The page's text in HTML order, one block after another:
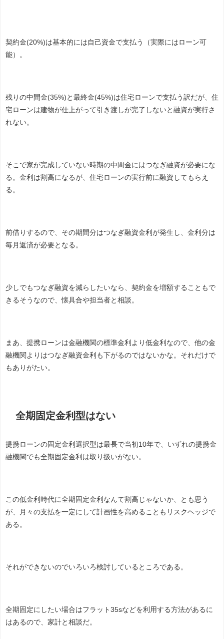
契約金(20%)は基本的には自己資金で支払う（実際にはローン可
能）。
残りの中間金(35%)と最終金(45%)は住宅ローンで支払う訳だが、住
宅ローンは建物が仕上がって引き渡しが完了しないと融資が実行さ
れない。
そこで家が完成していない時期の中間金にはつなぎ融資が必要にな
る。金利は割高になるが、住宅ローンの実行前に融資してもらえ
る。
前借りするので、その期間分はつなぎ融資金利が発生し、金利分は
毎月返済が必要となる。
少しでもつなぎ融資を減らしたいなら、契約金を増額することもで
きるそうなので、懐具合や担当者と相談。
まあ、提携ローンは金融機関の標準金利より低金利なので、他の金
融機関よりはつなぎ融資金利も下がるのではないかな。それだけで
もありがたい。
全期固定金利型はない
提携ローンの固定金利選択型は最長で当初10年で、いずれの提携金
融機関でも全期固定金利は取り扱いがない。
この低金利時代に全期固定金利なんて割高じゃないか、とも思う
が、月々の支払を一定にして計画性を高めることもリスクヘッジで
ある。
それができないのでいろいろ検討しているところである。
全期固定にしたい場合はフラット35sなどを利用する方法があるに
はあるので、家計と相談だ。